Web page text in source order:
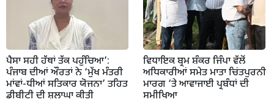
ਪੈਸਾ ਸਹੀ ਹੱਥਾਂ ਤੱਕ ਪਹੁੰਚਿਆ’:
ਪੰਜਾਬ ਦੀਆਂ ਔਰਤਾਂ ਨੇ ‘ਮੁੱਖ ਮੰਤਰੀ
ਮਾਂਵਾਂ-ਧੀਆਂ ਸਤਿਕਾਰ ਯੋਜਨਾ’ ਤਹਿਤ
ਡੀਬੀਟੀ ਦੀ ਸ਼ਲਾਘਾ ਕੀਤੀ
ਵਿਧਾਇਕ ਬ੍ਰਮ ਸ਼ੰਕਰ ਜਿੰਪਾ ਵੱਲੋਂ
ਅਧਿਕਾਰੀਆਂ ਸਮੇਤ ਮਾਤਾ ਚਿਂਤਪੁਰਨੀ
ਮਾਰਗ ‘ਤੇ ਆਵਾਜਾਈ ਪ੍ਰਬੰਧਾਂ ਦੀ
ਸਮੀਖਿਆ